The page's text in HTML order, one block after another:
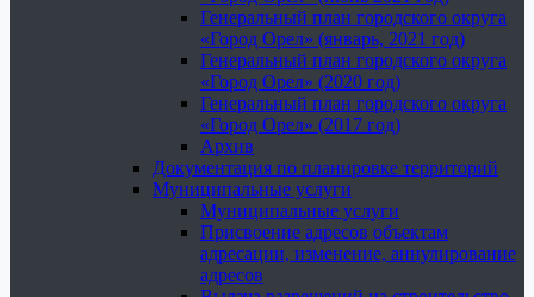
Генеральный план городского округа
«Город Орел» (январь, 2021 год)
Генеральный план городского округа
«Город Орел» (2020 год)
Генеральный план городского округа
«Город Орел» (2017 год)
Архив
Документация по планировке территорий
Муниципальные услуги
Муниципальные услуги
Присвоение адресов объектам
адресации, изменение, аннулирование
адресов